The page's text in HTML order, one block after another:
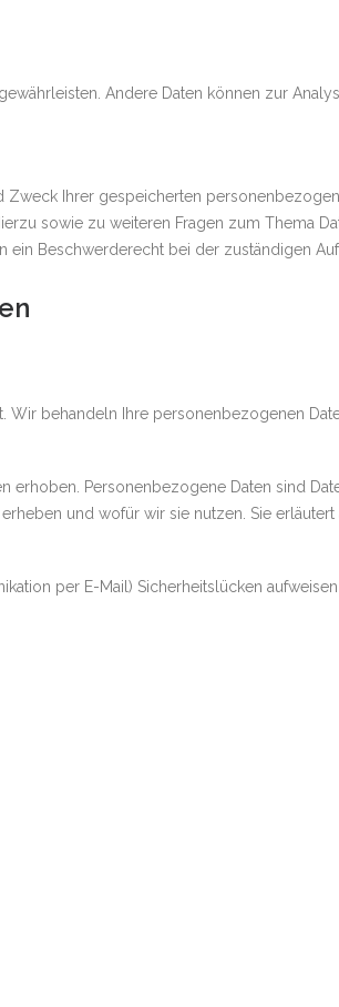
Andere Daten können zur
Ihrer gespeicherten
sowie zu weiteren Fragen zum Thema
ein Beschwerderecht bei der zuständigen
Wir behandeln Ihre personenbezogenen
Personenbezogene Daten sind
und wofür wir sie nutzen. Sie
per E-Mail) Sicherheitslücken